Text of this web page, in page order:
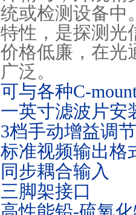
统或检测设备中
特性，是探测光
价格低廉，在光
广泛。
可与各种C-
一英寸滤波片安
3档手动增益调
标准视频输出格
同步耦合输入
三脚架接口